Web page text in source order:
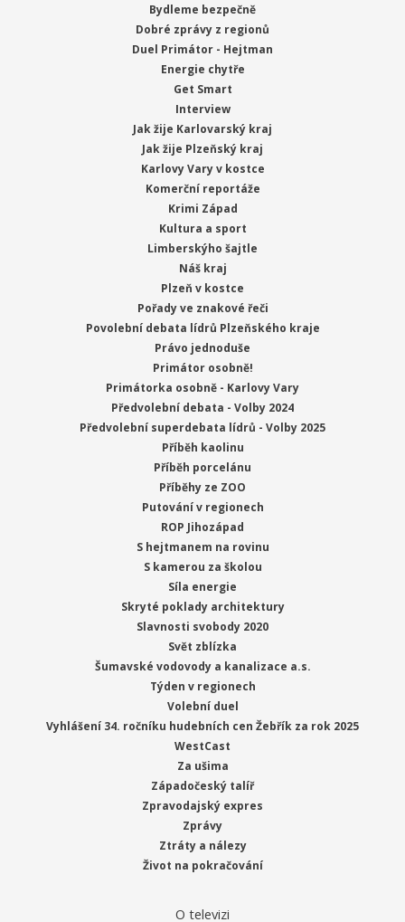
Bydleme bezpečně
Dobré zprávy z regionů
Duel Primátor - Hejtman
Energie chytře
Get Smart
Interview
Jak žije Karlovarský kraj
Jak žije Plzeňský kraj
Karlovy Vary v kostce
Komerční reportáže
Krimi Západ
Kultura a sport
Limberskýho šajtle
Náš kraj
Plzeň v kostce
Pořady ve znakové řeči
Povolební debata lídrů Plzeňského kraje
Právo jednoduše
Primátor osobně!
Primátorka osobně - Karlovy Vary
Předvolební debata - Volby 2024
Předvolební superdebata lídrů - Volby 2025
Příběh kaolinu
Příběh porcelánu
Příběhy ze ZOO
Putování v regionech
ROP Jihozápad
S hejtmanem na rovinu
S kamerou za školou
Síla energie
Skryté poklady architektury
Slavnosti svobody 2020
Svět zblízka
Šumavské vodovody a kanalizace a.s.
Týden v regionech
Volební duel
Vyhlášení 34. ročníku hudebních cen Žebřík za rok 2025
WestCast
Za ušima
Západočeský talíř
Zpravodajský expres
Zprávy
Ztráty a nálezy
Život na pokračování
O televizi